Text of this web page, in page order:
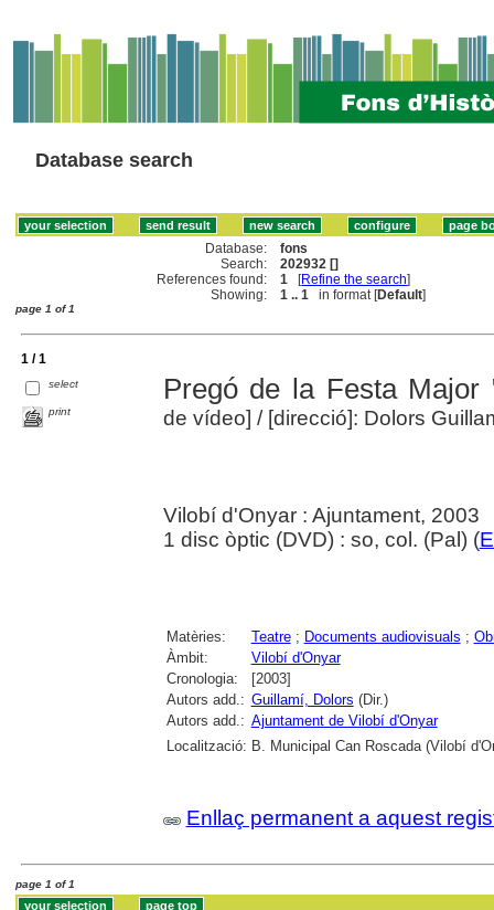
Database search
Database:
fons
Search:
202932 []
References found:
1 [Refine the search]
Showing:
1 .. 1 in format [Default]
page 1 of 1
1 / 1
select
print
Pregó de la Festa Major
de vídeo] / [direcció]: Dolors
Vilobí d'Onyar : Ajuntament, 2003
1 disc òptic (DVD) : so, col. (Pal) (
Matèries: Teatre; Documents audiovisuals ;
Àmbit:
Vilobí d'Onyar
Cronologia:
[2003]
Autors add.: Guillamí, Dolors (Dir.)
Autors add.: Ajuntament de Vilobí d'Onyar
Localització: B. Municipal Can Roscada (Vilobí
Enllaç permanent a aquest
page 1 of 1